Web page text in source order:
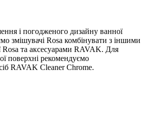
і погодженого дизайну ванної
змішувачі Rosa комбінувати з іншими
Rosa та аксесуарами RAVAK. Для
поверхні рекомендуємо
RAVAK Cleaner Chrome.